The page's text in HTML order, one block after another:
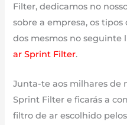
Filter, dedicamos no
sobre a empresa, os
dos mesmos no seguinte
ar Sprint Filter.
Junta-te aos milhares de
Sprint Filter e ficarás a
filtro de ar escolhido